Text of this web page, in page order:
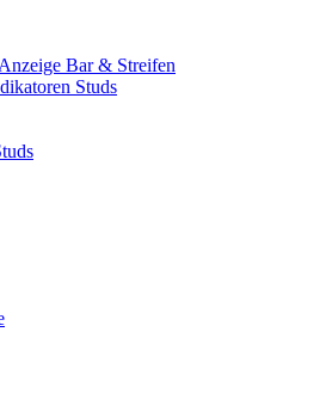
Bar & Streifen
Studs